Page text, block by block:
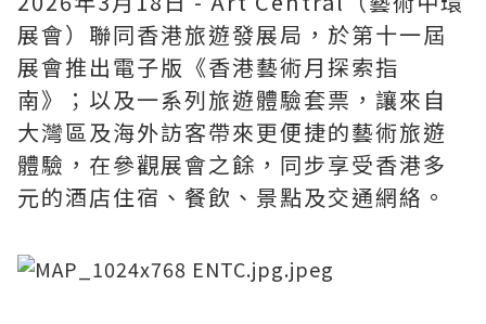
展會）聯同香港旅遊發展局，於第十一屆
展會推出電子版《香港藝術月探索指
南》；以及一系列旅遊體驗套票，讓來自
大灣區及海外訪客帶來更便捷的藝術旅遊
體驗，在參觀展會之餘，同步享受香港多
元的酒店住宿、餐飲、景點及交通網絡。